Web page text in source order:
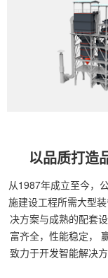
以品质打造
从1987年成立至今，
施建设工程所需大型装
决方案与成熟的配套
富齐全，性能稳定，
致力于开发智能解决